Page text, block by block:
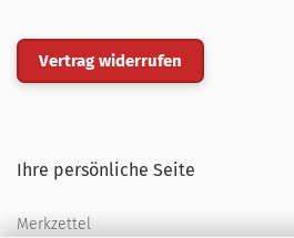
Vertrag widerrufen
Ihre persönliche Seite
Merkzettel